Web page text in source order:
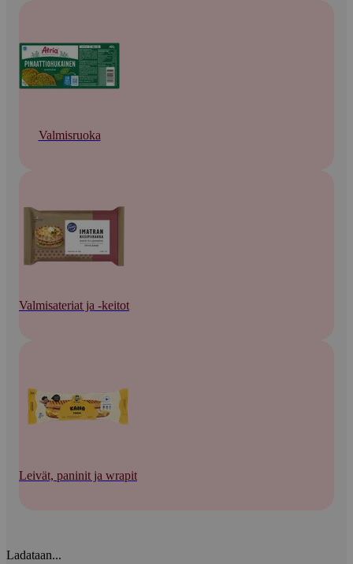
Valmisruoka
Valmisateriat ja -keitot
Leivät, paninit ja wrapit
Ladataan...